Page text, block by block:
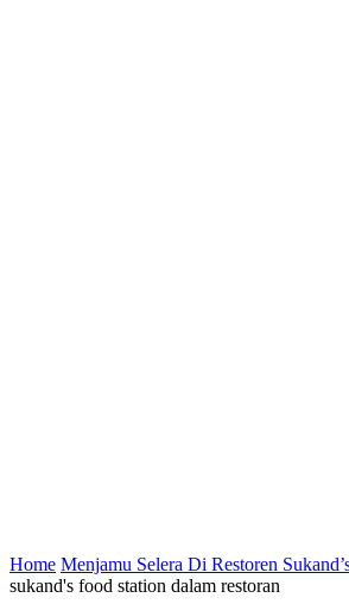
Home Menjamu Selera Di Restoren
sukand's food station dalam restoran